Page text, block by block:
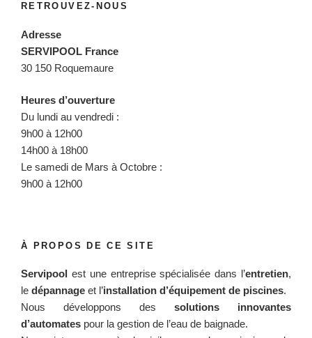
RETROUVEZ-NOUS
Adresse
SERVIPOOL France
30 150 Roquemaure
Heures d’ouverture
Du lundi au vendredi :
9h00 à 12h00
14h00 à 18h00
Le samedi de Mars à Octobre :
9h00 à 12h00
À PROPOS DE CE SITE
Servipool est une entreprise spécialisée dans l’entretien,
le dépannage et l’installation d’équipement de piscines.
Nous développons des solutions innovantes
d’automates pour la gestion de l’eau de baignade.